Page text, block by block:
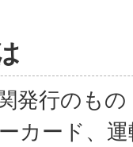
発行のもの
カード、